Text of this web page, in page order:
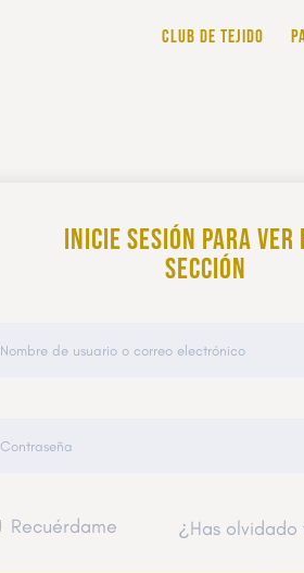
CLUB DE TEJIDO
Inicie sesión para ver
sección
Recuérdame ¿Has